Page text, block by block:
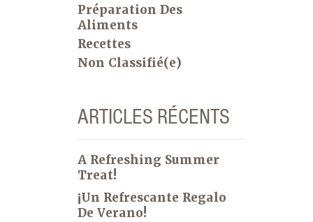
Préparation Des
Aliments
Recettes
Non Classifié(e)
ARTICLES RÉCENTS
A Refreshing Summer
Treat!
¡Un Refrescante Regalo
De Verano!